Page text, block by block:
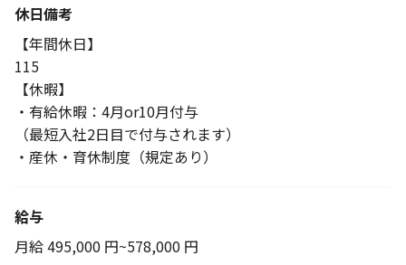
休日備考
【年間休日】
115
【休暇】
・有給休暇：4月or10月付与
（最短入社2日目で付与されます）
・産休・育休制度（規定あり）
給与
月給 495,000 円~578,000 円